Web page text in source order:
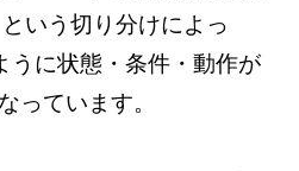
いう切り分けによっ
うに状態・条件・動作が
っています。